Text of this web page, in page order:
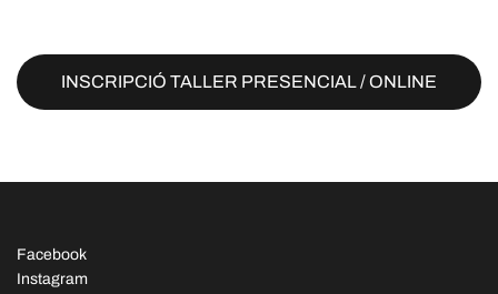
INSCRIPCIÓ TALLER PRESENCIAL / ONLINE
Facebook
Instagram